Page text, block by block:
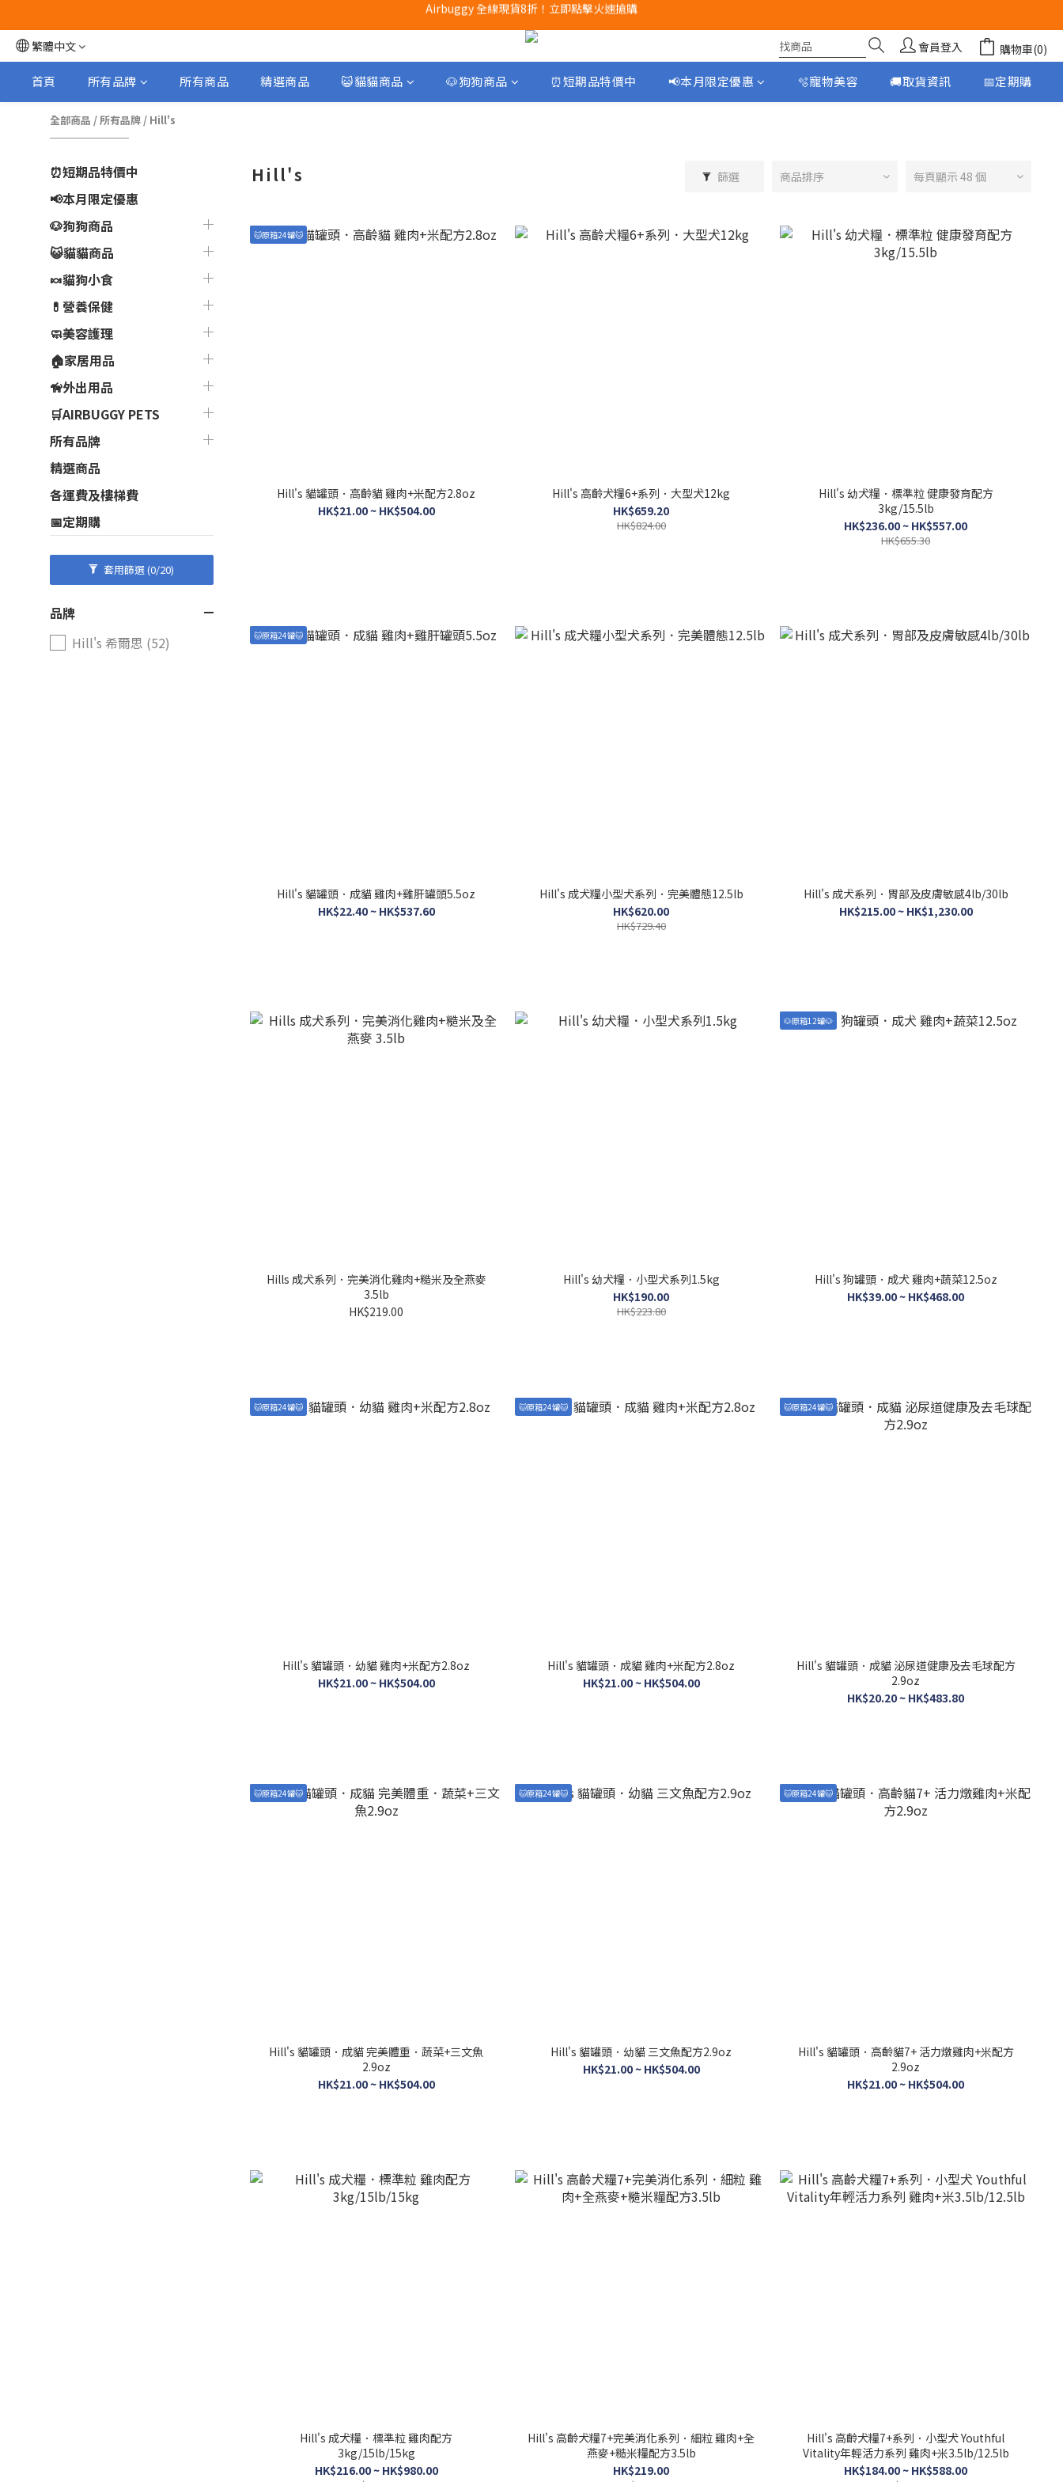
Airbuggy 全線現貨8折！立即點擊火速搶購
CURLI瑞士狗帶全款式3折！立即按下搶購
買任何獅子砂可享半價加購獅子砂木薯砂1包
Airbuggy 全線現貨8折！立即點擊火速搶購
繁體中文 會員登入 購物車(0)
首頁 所有品牌 所有商品 精選商品 😺貓貓商品 🐶狗狗商品 ⏰短期品特價中 📢本月限定優惠 🫧寵物美容 🚚取貨資訊 📅定期購
全部商品 /所有品牌 / Hill's
⏰短期品特價中
📢本月限定優惠
🐶狗狗商品
😺貓貓商品
🍬貓狗小食
💊營養保健
🧼美容護理
🏠家居用品
🦮外出用品
🛒AIRBUGGY PETS
所有品牌
精選商品
各運費及樓梯費
📅定期購
套用篩選(0/20)
品牌
Hill's 希爾思 (52)
Hill's 篩選 商品排序 每頁顯示 48 個
🐱原箱24罐🐱
Hill's 貓罐頭．高齡貓 雞肉+米配方2.8oz
HK$21.00 ~ HK$504.00
Hill's 高齡犬糧6+系列．大型犬12kg
HK$659.20
HK$824.00
Hill's 幼犬糧．標準粒 健康發育配方
3kg/15.5lb
HK$236.00 ~ HK$557.00
HK$655.30
🐱原箱24罐🐱
Hill's 貓罐頭．成貓 雞肉+雞肝罐頭5.5oz
HK$22.40 ~ HK$537.60
Hill's 成犬糧小型犬系列．完美體態12.5lb
HK$620.00
HK$729.40
Hill's 成犬系列．胃部及皮膚敏感4lb/30lb
HK$215.00 ~ HK$1,230.00
Hills 成犬系列．完美消化雞肉+糙米及全燕麥
3.5lb
HK$219.00
Hill's 幼犬糧．小型犬系列1.5kg
HK$190.00
HK$223.80
🐶原箱12罐🐶
Hill's 狗罐頭．成犬 雞肉+蔬菜12.5oz
HK$39.00 ~ HK$468.00
🐱原箱24罐🐱
Hill's 貓罐頭．幼貓 雞肉+米配方2.8oz
HK$21.00 ~ HK$504.00
🐱原箱24罐🐱
Hill's 貓罐頭．成貓 雞肉+米配方2.8oz
HK$21.00 ~ HK$504.00
🐱原箱24罐🐱
Hill's 貓罐頭．成貓 泌尿道健康及去毛球配方
2.9oz
HK$20.20 ~ HK$483.80
🐱原箱24罐🐱
Hill's 貓罐頭．成貓 完美體重．蔬菜+三文魚
2.9oz
HK$21.00 ~ HK$504.00
🐱原箱24罐🐱
Hill's 貓罐頭．幼貓 三文魚配方2.9oz
HK$21.00 ~ HK$504.00
🐱原箱24罐🐱
Hill's 貓罐頭．高齡貓7+ 活力燉雞肉+米配方
2.9oz
HK$21.00 ~ HK$504.00
Hill's 成犬糧．標準粒 雞肉配方
3kg/15lb/15kg
HK$216.00 ~ HK$980.00
Hill's 高齡犬糧7+完美消化系列．細粒 雞肉+全
燕麥+糙米糧配方3.5lb
HK$219.00
Hill's 高齡犬糧7+系列．小型犬 Youthful
Vitality年輕活力系列 雞肉+米3.5lb/12.5lb
HK$184.00 ~ HK$588.00